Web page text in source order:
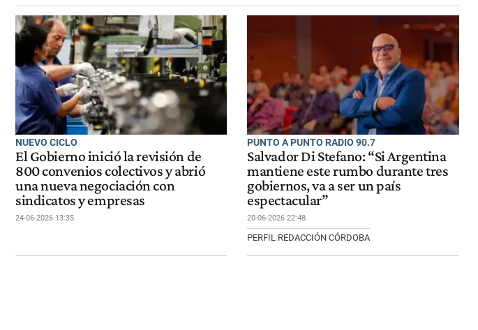
NUEVO CICLO
El Gobierno inició la revisión de
800 convenios colectivos y abrió
una nueva negociación con
sindicatos y empresas
24-06-2026 13:35
PUNTO A PUNTO RADIO 90.7
Salvador Di Stefano: “Si Argentina
mantiene este rumbo durante tres
gobiernos, va a ser un país
espectacular”
20-06-2026 22:48
PERFIL REDACCIÓN CÓRDOBA